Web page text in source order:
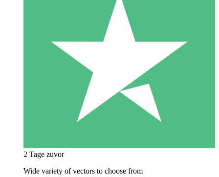
2 Tage zuvor
Wide variety of vectors to choose from